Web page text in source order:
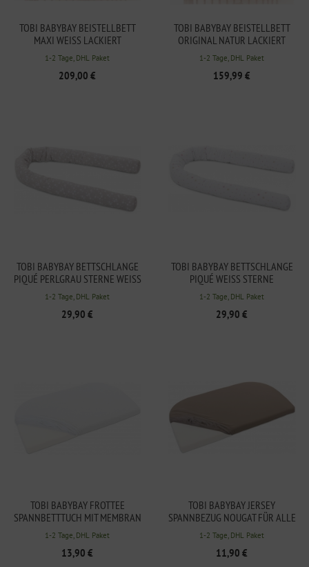
TOBI BABYBAY BEISTELLBETT
MAXI WEISS LACKIERT
1-2 Tage, DHL Paket
209,00 €
TOBI BABYBAY BEISTELLBETT
ORIGINAL NATUR LACKIERT
1-2 Tage, DHL Paket
159,99 €
TOBI BABYBAY BETTSCHLANGE
PIQUÉ PERLGRAU STERNE WEISS P
ASSEND FÜR ALLE MODELLE
1-2 Tage, DHL Paket
29,90 €
TOBI BABYBAY BETTSCHLANGE
PIQUÉ WEISS STERNE S
AND/BEERE PASSEND FÜR ALLE M
ODELLE
1-2 Tage, DHL Paket
29,90 €
TOBI BABYBAY FROTTEE
SPANNBETTTUCH MIT MEMBRAN
PASSEND FÜR MODELL
MAXI/MIDI/MINI/BOXSPRING/COMFORT/COMFORT
PLUS
1-2 Tage, DHL Paket
13,90 €
TOBI BABYBAY JERSEY
SPANNBEZUG NOUGAT FÜR ALLE
MODELLE AUSSER ORIGINAL
1-2 Tage, DHL Paket
11,90 €